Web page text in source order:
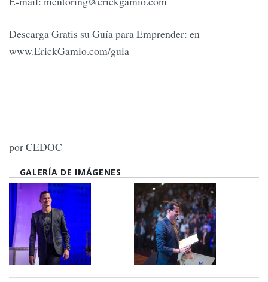
Descarga Gratis su Guía para Emprender: en
www.ErickGamio.com/guia
por CEDOC
GALERÍA DE IMÁGENES